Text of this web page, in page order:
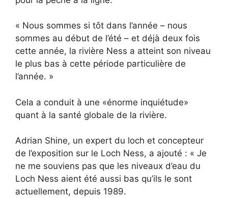
« Nous sommes si tôt dans l’année – nous
sommes au début de l’été – et déjà deux fois
cette année, la rivière Ness a atteint son niveau
le plus bas à cette période particulière de
l’année. »
Cela a conduit à une «énorme inquiétude»
quant à la santé globale de la rivière.
Adrian Shine, un expert du loch et concepteur
de l’exposition sur le Loch Ness, a ajouté : « Je
ne me souviens pas que les niveaux d’eau du
Loch Ness aient été aussi bas qu’ils le sont
actuellement, depuis 1989.